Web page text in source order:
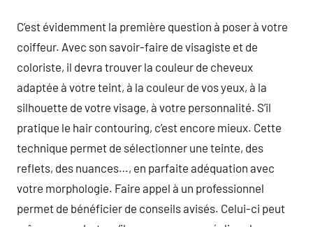
C’est évidemment la première question à poser à votre
coiffeur. Avec son savoir-faire de visagiste et de
coloriste, il devra trouver la couleur de cheveux
adaptée à votre teint, à la couleur de vos yeux, à la
silhouette de votre visage, à votre personnalité. S’il
pratique le hair contouring, c’est encore mieux. Cette
technique permet de sélectionner une teinte, des
reflets, des nuances…, en parfaite adéquation avec
votre morphologie. Faire appel à un professionnel
permet de bénéficier de conseils avisés. Celui-ci peut